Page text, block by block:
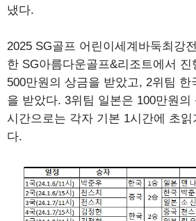
냈다.
2025 SG골프 어린이세계바둑최강
한 SG아름다운골프&리조트에서
500만원의 상금을 받았고, 2위팀 한
을 받았다. 3위팀 일본은 100만원
시간으로는 각자 기본 1시간에 초읽
다.